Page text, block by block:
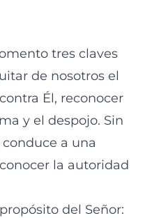
tres claves
de nosotros el
Él, reconocer
y el despojo. Sin
a una
la autoridad
del Señor: